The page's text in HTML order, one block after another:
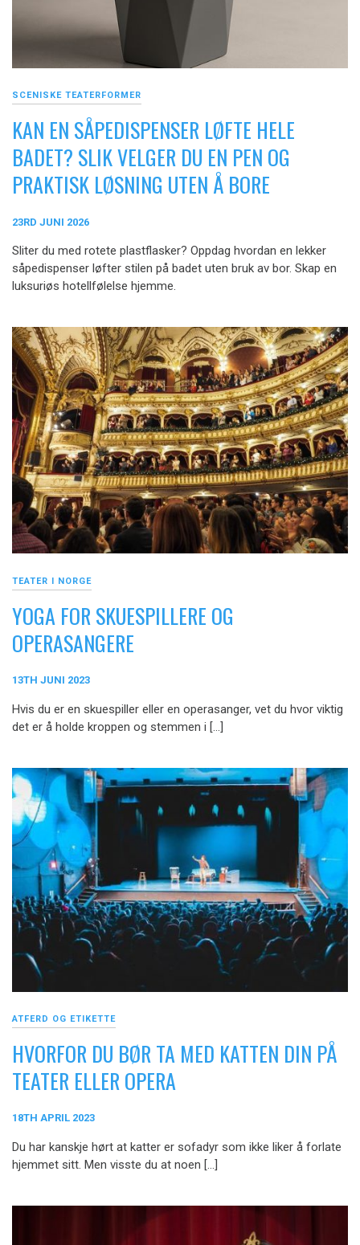
SCENISKE TEATERFORMER
KAN EN SÅPEDISPENSER LØFTE HELE
BADET? SLIK VELGER DU EN PEN OG
PRAKTISK LØSNING UTEN Å BORE
23RD JUNI 2026
Sliter du med rotete plastflasker? Oppdag hvordan en lekker
såpedispenser løfter stilen på badet uten bruk av bor. Skap en
luksuriøs hotellfølelse hjemme.
TEATER I NORGE
YOGA FOR SKUESPILLERE OG
OPERASANGERE
13TH JUNI 2023
Hvis du er en skuespiller eller en operasanger, vet du hvor viktig
det er å holde kroppen og stemmen i […]
ATFERD OG ETIKETTE
HVORFOR DU BØR TA MED KATTEN DIN PÅ
TEATER ELLER OPERA
18TH APRIL 2023
Du har kanskje hørt at katter er sofadyr som ikke liker å forlate
hjemmet sitt. Men visste du at noen […]